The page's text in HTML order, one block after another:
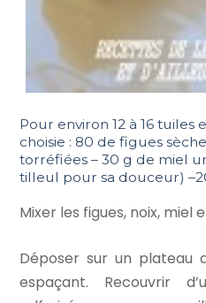
Pour environ 12 à 16 tuiles
choisie : 80 de figues
torréfiées – 30 g de miel
tilleul pour sa douceur)
Mixer les figues, noix, miel
Déposer sur un plateau
espaçant. Recouvrir